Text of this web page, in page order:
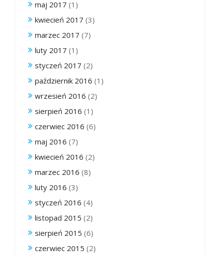
maj 2017 (1)
kwiecień 2017 (3)
marzec 2017 (7)
luty 2017 (1)
styczeń 2017 (2)
październik 2016 (1)
wrzesień 2016 (2)
sierpień 2016 (1)
czerwiec 2016 (6)
maj 2016 (7)
kwiecień 2016 (2)
marzec 2016 (8)
luty 2016 (3)
styczeń 2016 (4)
listopad 2015 (2)
sierpień 2015 (6)
czerwiec 2015 (2)